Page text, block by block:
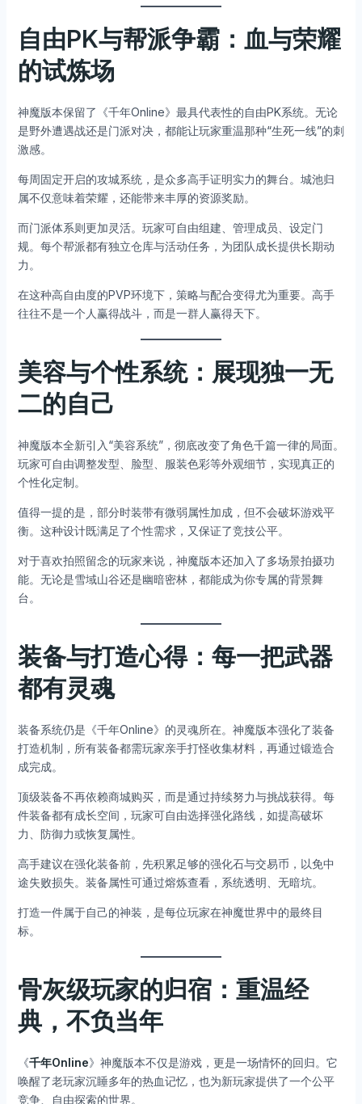
自由PK与帮派争霸：血与荣耀
的试炼场
神魔版本保留了《千年Online》最具代表性的自由PK系统。无论
是野外遭遇战还是门派对决，都能让玩家重温那种“生死一线”的刺
激感。
每周固定开启的攻城系统，是众多高手证明实力的舞台。城池归
属不仅意味着荣耀，还能带来丰厚的资源奖励。
而门派体系则更加灵活。玩家可自由组建、管理成员、设定门
规。每个帮派都有独立仓库与活动任务，为团队成长提供长期动
力。
在这种高自由度的PVP环境下，策略与配合变得尤为重要。高手
往往不是一个人赢得战斗，而是一群人赢得天下。
美容与个性系统：展现独一无
二的自己
神魔版本全新引入“美容系统”，彻底改变了角色千篇一律的局面。
玩家可自由调整发型、脸型、服装色彩等外观细节，实现真正的
个性化定制。
值得一提的是，部分时装带有微弱属性加成，但不会破坏游戏平
衡。这种设计既满足了个性需求，又保证了竞技公平。
对于喜欢拍照留念的玩家来说，神魔版本还加入了多场景拍摄功
能。无论是雪域山谷还是幽暗密林，都能成为你专属的背景舞
台。
装备与打造心得：每一把武器
都有灵魂
装备系统仍是《千年Online》的灵魂所在。神魔版本强化了装备
打造机制，所有装备都需玩家亲手打怪收集材料，再通过锻造合
成完成。
顶级装备不再依赖商城购买，而是通过持续努力与挑战获得。每
件装备都有成长空间，玩家可自由选择强化路线，如提高破坏
力、防御力或恢复属性。
高手建议在强化装备前，先积累足够的强化石与交易币，以免中
途失败损失。装备属性可通过熔炼查看，系统透明、无暗坑。
打造一件属于自己的神装，是每位玩家在神魔世界中的最终目
标。
骨灰级玩家的归宿：重温经
典，不负当年
《千年Online》神魔版本不仅是游戏，更是一场情怀的回归。它
唤醒了老玩家沉睡多年的热血记忆，也为新玩家提供了一个公平
竞争、自由探索的世界。